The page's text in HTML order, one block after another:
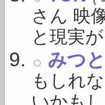
さん 映
と現実
みつ
もしれ